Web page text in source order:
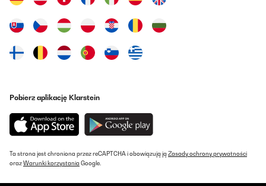
Pobierz aplikację Klarstein
Ta strona jest chroniona przez reCAPTCHA i obowiązują ją Zasady ochrony prywatności
orazWarunki korzystania Google.